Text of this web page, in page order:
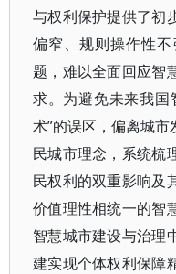
与权利保护提供了初
偏窄、规则操作性
题，难以全面回应智
求。为避免未来我国
术”的误区，偏离城
民城市理念，系统梳
民权利的双重影响及
价值理性相统一的智
智慧城市建设与治理
建实现个体权利保障